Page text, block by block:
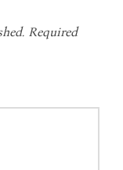
Required